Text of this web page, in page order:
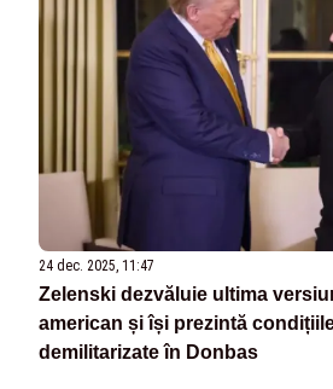
24 dec. 2025, 11:47
Zelenski dezvăluie ultima
american și își prezintă
demilitarizate în Donbas